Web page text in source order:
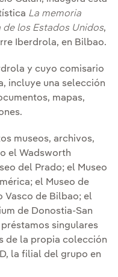
La memoria
de los Estados Unidos,
Iberdrola, en Bilbao.
y cuyo comisario
incluye una selección
mapas,
museos, archivos,
el Wadsworth
del Prado; el Museo
el Museo de
Vasco de Bilbao; el
de Donostia-San
singulares
de la propia colección
la filial del grupo en